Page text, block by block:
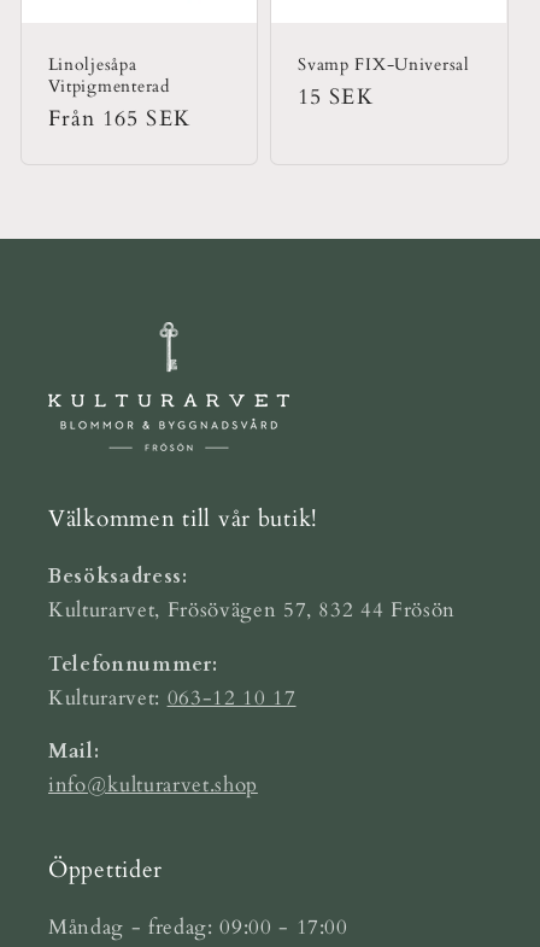
Linoljesåpa
Vitpigmenterad
Ordinarie
Från 165 SEK
Svamp FIX-Universal
Ordinarie
15 SEK
Välkommen till vår butik!
Besöksadress:
Kulturarvet, Frösövägen 57, 832 44 Frösön
Telefonnummer:
Kulturarvet: 063-12 10 17
Mail:
info@kulturarvet.shop
Öppettider
Måndag - fredag: 09:00 - 17:00